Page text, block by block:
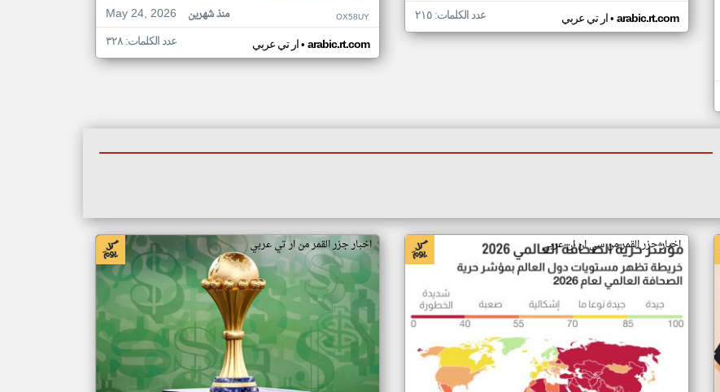
ار تي عربي• arabic.rt.com عدد الكلمات: ٢١٥
May 24, 2026
منذ شهرين OX58UY
ار تي عربي• arabic.rt.com عدد الكلمات: ٣٢٨
اخبار جزر القمر من سي ان ان عربي اخبار جزر القمر من ار تي عربي